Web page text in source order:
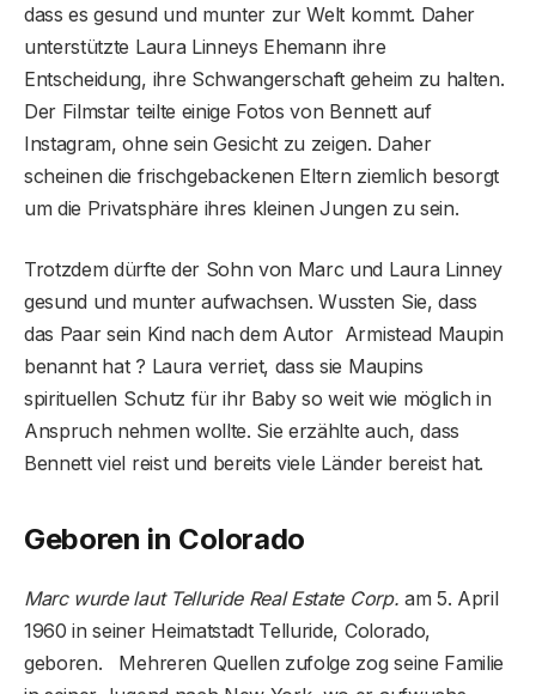
dass es gesund und munter zur Welt kommt. Daher
unterstützte Laura Linneys Ehemann ihre
Entscheidung, ihre Schwangerschaft geheim zu halten.
Der Filmstar teilte einige Fotos von Bennett auf
Instagram, ohne sein Gesicht zu zeigen. Daher
scheinen die frischgebackenen Eltern ziemlich besorgt
um die Privatsphäre ihres kleinen Jungen zu sein.
Trotzdem dürfte der Sohn von Marc und Laura Linney
gesund und munter aufwachsen. Wussten Sie, dass
das Paar sein Kind nach dem Autor Armistead Maupin
benannt hat ? Laura verriet, dass sie Maupins
spirituellen Schutz für ihr Baby so weit wie möglich in
Anspruch nehmen wollte. Sie erzählte auch, dass
Bennett viel reist und bereits viele Länder bereist hat.
Geboren in Colorado
Marc wurde laut Telluride Real Estate Corp. am 5. April
1960 in seiner Heimatstadt Telluride, Colorado,
geboren. Mehreren Quellen zufolge zog seine Familie